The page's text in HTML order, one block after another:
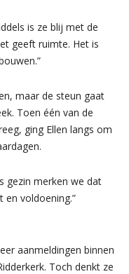
is ze blij met de
geeft ruimte. Het is
maar de steun gaat
Toen één van de
ging Ellen langs om
gezin merken we dat
en voldoening.”
aanmeldingen binnen
Toch denkt ze